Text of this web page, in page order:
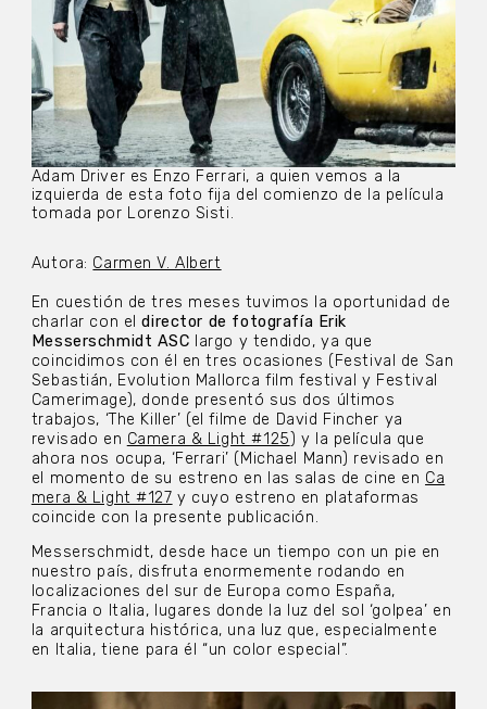
Adam Driver es Enzo Ferrari, a quien vemos a la
izquierda de esta foto fija del comienzo de la película
tomada por Lorenzo Sisti.
Autora: Carmen V. Albert
En cuestión de tres meses tuvimos la oportunidad de
charlar con eldirector de fotografía Erik
Messerschmidt ASC largo y tendido, ya que
coincidimos con él en tres ocasiones (Festival de San
Sebastián, Evolution Mallorca film festival y Festival
Camerimage), donde presentó sus dos últimos
trabajos, ‘The Killer’ (el filme de David Fincher ya
revisado en Camera & Light #125 ) y la película que
ahora nos ocupa, ‘Ferrari’ (Michael Mann) revisado en
el momento de su estreno en las salas de cine en Ca
mera & Light #127 y cuyo estreno en plataformas
coincide con la presente publicación.
Messerschmidt, desde hace un tiempo con un pie en
nuestro país, disfruta enormemente rodando en
localizaciones del sur de Europa como España,
Francia o Italia, lugares donde la luz del sol ‘golpea’ en
la arquitectura histórica, una luz que, especialmente
en Italia, tiene para él “un color especial”.